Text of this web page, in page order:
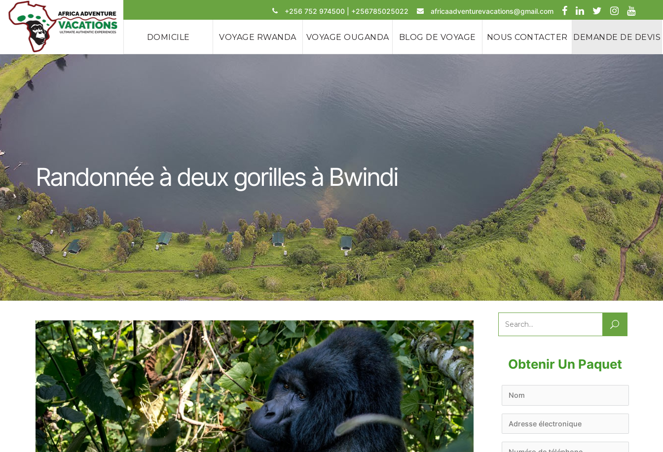
+256 752 974500 | +256785025022 africaadventurevacations@gmail.com
DOMICILE VOYAGE RWANDA VOYAGE OUGANDA BLOG DE VOYAGE NOUS CONTACTER DEMANDE DE DEVIS
Randonnée à deux gorilles à Bwindi
Search
for:
Obtenir Un Paquet